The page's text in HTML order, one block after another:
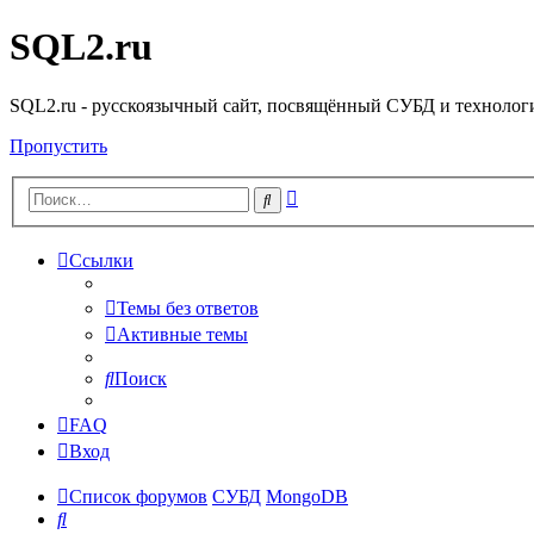
SQL2.ru
SQL2.ru - русскоязычный сайт, посвящённый СУБД и
Пропустить
Поиск
Ссылки
Темы без ответов
Активные темы
Поиск
FAQ
Вход
Список форумов СУБД MongoDB
Поиск